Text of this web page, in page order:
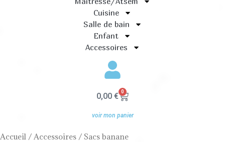
Cuisine
Salle de bain
Enfant
Accessoires
0,00 € 0
Panier
voir mon panier
Accueil / Accessoires / Sacs banane